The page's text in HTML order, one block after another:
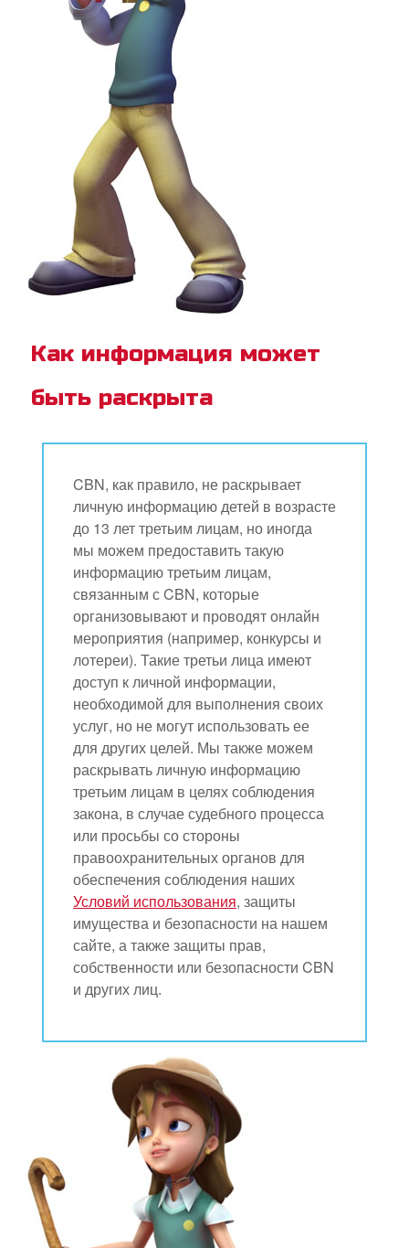
Как информация может
быть раскрыта
CBN, как правило, не раскрывает
личную информацию детей в возрасте
до 13 лет третьим лицам, но иногда
мы можем предоставить такую
информацию третьим лицам,
связанным с CBN, которые
организовывают и проводят онлайн
мероприятия (например, конкурсы и
лотереи). Такие третьи лица имеют
доступ к личной информации,
необходимой для выполнения своих
услуг, но не могут использовать ее
для других целей. Мы также можем
раскрывать личную информацию
третьим лицам в целях соблюдения
закона, в случае судебного процесса
или просьбы со стороны
правоохранительных органов для
обеспечения соблюдения наших
Условий использования, защиты
имущества и безопасности на нашем
сайте, а также защиты прав,
собственности или безопасности CBN
и других лиц.